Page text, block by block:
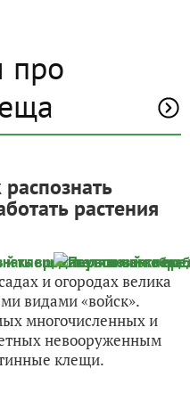
про
растения
и огородах велика
видами «войск».
многочисленных и
невооруженным
клещи.